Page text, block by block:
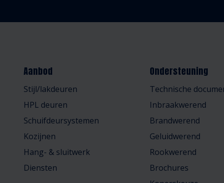
Aanbod
Stijl/lakdeuren
HPL deuren
Schuifdeursystemen
Kozijnen
Hang- & sluitwerk
Diensten
Ondersteuning
Technische
Inbraakwerend
Brandwerend
Geluidwerend
Rookwerend
Brochures